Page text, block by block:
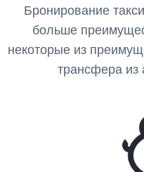
Бронирование
больше
некоторые из
трансфера из